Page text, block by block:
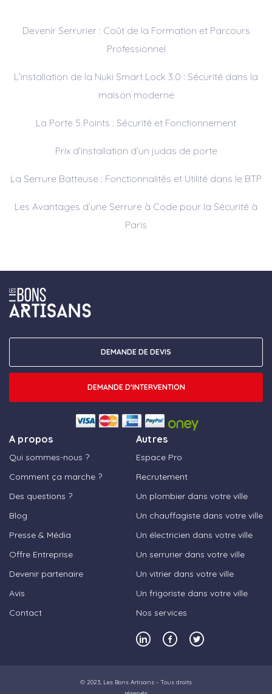
Devenir Serrurier : Coût de la Formation et Parcours
Professionnel
L’installation de la Nuki Smart Lock 3.0 : Sécurité dans la
maison moderne
La Porte 5 Points : Sécurité et Fonctionnement
Prix d’installation d’un judas de porte
La Serrure Batteuse : Fonctionnalités et Utilité dans le BTP
Les Avantages d’une Serrure à Code pour la Sécurité à
Paris
A propos
Qui sommes-nous ?
Comment ça marche ?
Des questions ?
Blog
Presse & Média
Offre Entreprise
Devenir partenaire
Avis
Contact
Autres
Espace Pro
Recrutement
Un plombier dans votre ville
Un chauffagiste dans votre ville
Un électricien dans votre ville
Un serrurier dans votre ville
Un vitrier dans votre ville
Un frigoriste dans votre ville
Nos services
DEMANDE DE DEVIS
DEMANDE D'INTERVENTION
© 2023, Les Bons Artisans - Tous droits